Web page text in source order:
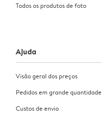
Todos os produtos de foto
Ajuda
Visão geral dos preços
Pedidos em grande quantidade
Custos de envio